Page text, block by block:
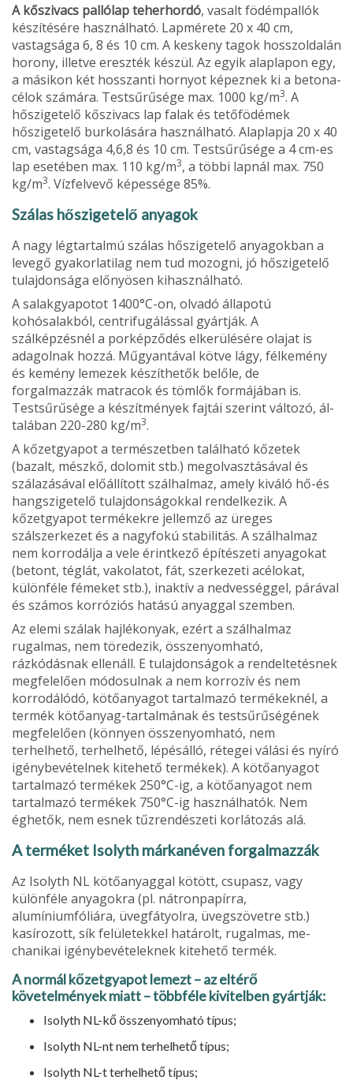
A kőszivacs pallólap teherhordó, va­salt födémpallók
készítésére használha­tó. Lapmérete 20 x 40 cm,
vastagsága 6, 8 és 10 cm. A keskeny tagok hosszolda­lán
horony, illetve ereszték készül. Az egyik alaplapon egy,
a másikon két hosszanti hornyot képeznek ki a betona­
célok számára. Testsűrűsége max. 1000 kg/m3. A
hőszigetelő kőszivacs lap falak és tetőfödémek
hőszigetelő burkolására használható. Alaplapja 20 x 40
cm, vastagsága 4,6,8 és 10 cm. Testsűrűsé­ge a 4 cm-es
lap esetében max. 110 kg/m3, a többi lapnál max. 750
kg/m3. Vízfelvevő képessége 85%.
Szálas hőszigetelő anyagok
A nagy légtartalmú szálas hőszigetelő anyagokban a
levegő gyakorlatilag nem tud mozogni, jó hőszigetelő
tulajdonsá­ga előnyösen kihasználható.
A salakgyapotot 1400°C-on, olvadó állapotú
kohósalakból, centrifugálással gyártják. A
szálképzésnél a porképződés elkerülésére olajat is
adagolnak hozzá. Műgyantával kötve lágy, félke­mény
és kemény lemezek készíthetők belőle, de
forgalmazzák matracok és tömlők formájában is.
Testsűrűsége a készítmények fajtái szerint változó, ál­
talában 220-280 kg/m3.
A kőzetgyapot a természetben talál­ható kőzetek
(bazalt, mészkő, dolomit stb.) megolvasztásával és
szálazásával előállított szálhalmaz, amely kiváló hő-és
hangszigetelő tulajdonságokkal ren­delkezik. A
kőzetgyapot termékekre jellemző az üreges
szálszerkezet és a nagyfokú stabilitás. A szálhalmaz
nem korrodál­ja a vele érintkező építészeti anyagokat
(betont, téglát, vakolatot, fát, szerkeze­ti acélokat,
különféle fémeket stb.), inaktív a nedvességgel, párával
és szá­mos korróziós hatású anyaggal szem­ben.
Az elemi szálak hajlékonyak, ezért a szálhalmaz
rugalmas, nem töredezik, összenyomható,
rázkódásnak ellenáll. E tulajdonságok a rendeltetésnek
megfe­lelően módosulnak a nem korrozív és nem
korrodálódó, kötőanyagot tartal­mazó termékeknél, a
termék kötőa­nyag-tartalmának és testsűrűségének
megfelelően (könnyen összenyomha­tó, nem
terhelhető, terhelhető, lépésálló, rétegei válási és nyíró
igénybevételnek kitehető termékek). A kötőanyagot
tar­talmazó termékek 250°C-ig, a kötőa­nyagot nem
tartalmazó termékek 750°C-ig használhatók. Nem
éghetők, nem esnek tűzrendészeti korlátozás alá.
A terméket Isolyth márkanéven for­galmazzák
Az Isolyth NL kötőanyaggal kötött, csupasz, vagy
különféle anyagokra (pl. nátronpapírra,
alumíniumfóliára, üveg­fátyolra, üvegszövetre stb.)
kasírozott, sík felületekkel határolt, rugalmas, me­
chanikai igénybevételeknek kitehető termék.
A normál kőzetgyapot lemezt – az el­térő
követelmények miatt – többféle ki­vitelben gyártják:
Isolyth NL-kő összenyomható típus;
Isolyth NL-nt nem terhelhető típus;
Isolyth NL-t terhelhető típus;